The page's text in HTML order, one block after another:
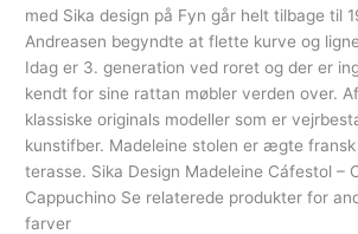
med Sika design på Fyn går helt tilbage til
Andreasen begyndte at flette kurve og
Idag er 3. generation ved roret og der er
kendt for sine rattan møbler verden over.
klassiske originals modeller som er
kunstifber. Madeleine stolen er ægte
terasse. Sika Design Madeleine Cáfestol –
Cappuchino Se relaterede produkter for
farver